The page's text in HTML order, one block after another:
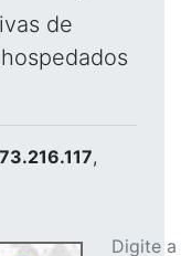
de
,
Digite